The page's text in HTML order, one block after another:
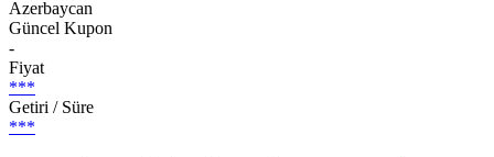
Azerbaycan
Güncel Kupon
-
Fiyat
***
Getiri / Süre
***